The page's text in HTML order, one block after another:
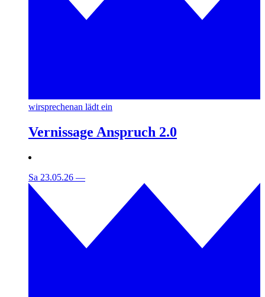
wirsprechenan lädt ein
Vernissage Anspruch 2.0
Sa 23.05.26 —